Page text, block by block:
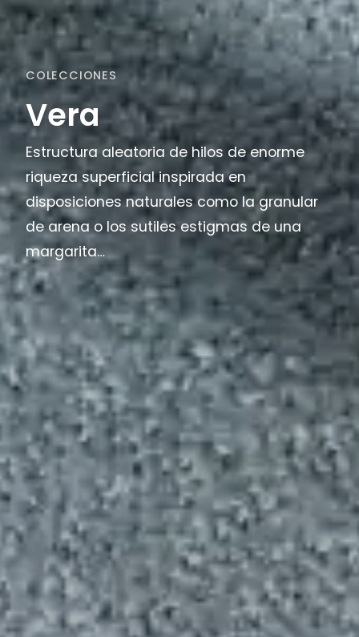
COLECCIONES
Vera
Estructura aleatoria de hilos de enorme
riqueza superficial inspirada en
disposiciones naturales como la granular
de arena o los sutiles estigmas de una
margarita…